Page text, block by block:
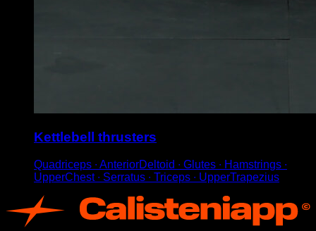
Kettlebell thrusters
Quadriceps ∙ AnteriorDeltoid ∙ Glutes ∙ Hamstrings ∙
UpperChest ∙ Serratus ∙ Triceps ∙ UpperTrapezius